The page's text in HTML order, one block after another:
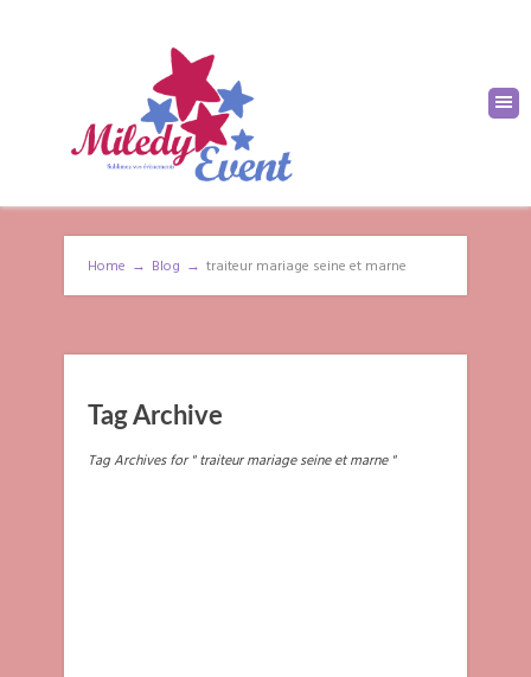
Home → Blog → traiteur mariage seine et marne
Tag Archive
Tag Archives for " traiteur mariage seine et marne "